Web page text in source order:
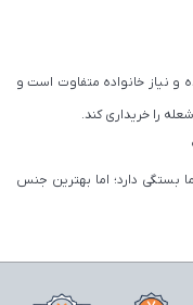
و نیاز خانواده متفاوت است و
را خریداری کند.
بستگی دارد؛ اما بهترین جنس